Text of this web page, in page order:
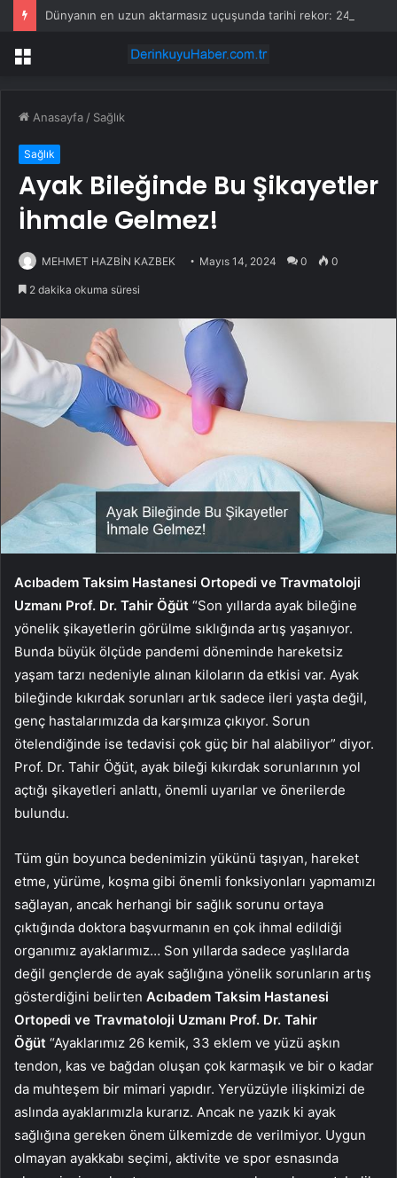
Menü
Anasayfa / Sağlık
Sağlık
Ayak Bileğinde Bu Şikayetler
İhmale Gelmez!
MEHMET HAZBİN KAZBEK Mayıs 14, 2024 0 0
2 dakika okuma süresi
Acıbadem Taksim Hastanesi Ortopedi ve Travmatoloji
Uzmanı Prof. Dr. Tahir Öğüt “Son yıllarda ayak bileğine
yönelik şikayetlerin görülme sıklığında artış yaşanıyor.
Bunda büyük ölçüde pandemi döneminde hareketsiz
yaşam tarzı nedeniyle alınan kiloların da etkisi var. Ayak
bileğinde kıkırdak sorunları artık sadece ileri yaşta değil,
genç hastalarımızda da karşımıza çıkıyor. Sorun
ötelendiğinde ise tedavisi çok güç bir hal alabiliyor” diyor.
Prof. Dr. Tahir Öğüt, ayak bileği kıkırdak sorunlarının yol
açtığı şikayetleri anlattı, önemli uyarılar ve önerilerde
bulundu.
Tüm gün boyunca bedenimizin yükünü taşıyan, hareket
etme, yürüme, koşma gibi önemli fonksiyonları yapmamızı
sağlayan, ancak herhangi bir sağlık sorunu ortaya
çıktığında doktora başvurmanın en çok ihmal edildiği
organımız ayaklarımız… Son yıllarda sadece yaşlılarda
değil gençlerde de ayak sağlığına yönelik sorunların artış
gösterdiğini belirten Acıbadem Taksim Hastanesi
Ortopedi ve Travmatoloji Uzmanı Prof. Dr. Tahir
Öğüt “Ayaklarımız 26 kemik, 33 eklem ve yüzü aşkın
tendon, kas ve bağdan oluşan çok karmaşık ve bir o kadar
da muhteşem bir mimari yapıdır. Yeryüzüyle ilişkimizi de
aslında ayaklarımızla kurarız. Ancak ne yazık ki ayak
sağlığına gereken önem ülkemizde de verilmiyor. Uygun
olmayan ayakkabı seçimi, aktivite ve spor esnasında